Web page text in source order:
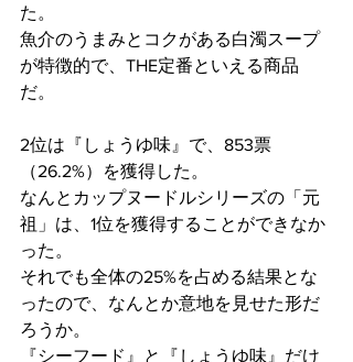
た。
魚介のうまみとコクがある白濁スープ
が特徴的で、THE定番といえる商品
だ。
2位は『しょうゆ味』で、853票
（26.2%）を獲得した。
なんとカップヌードルシリーズの「元
祖」は、1位を獲得することができなか
った。
それでも全体の25%を占める結果とな
ったので、なんとか意地を見せた形だ
ろうか。
『シーフード』と『しょうゆ味』だけ